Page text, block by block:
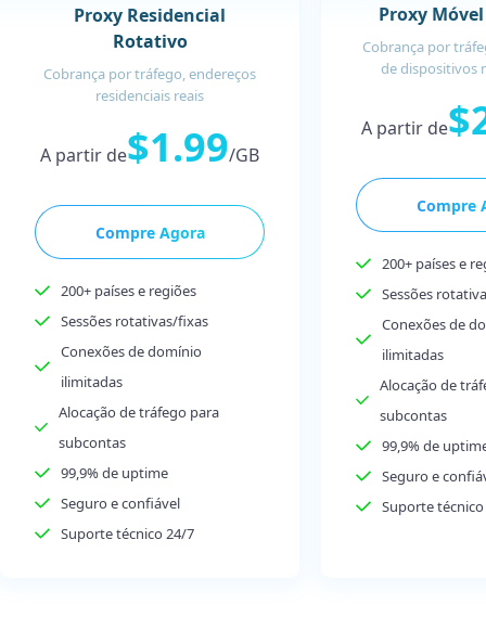
Proxy Residencial
Rotativo
Cobrança por tráfego, endereços
residenciais reais
A partir de$1.99/GB
Compre Agora
200+ países e regiões
Sessões rotativas/fixas
Conexões de domínio
ilimitadas
Alocação de tráfego para
subcontas
99,9% de uptime
Seguro e confiável
Suporte técnico 24/7
Proxy
Cobrança por
de dispositivos
A partir de
Compre
200+ países e
Sessões
Conexões de
ilimitadas
Alocação de
subcontas
99,9% de
Seguro e
Suporte